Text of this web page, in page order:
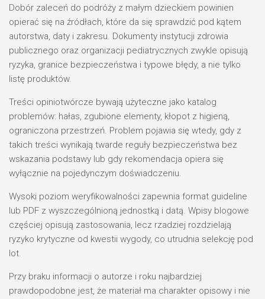
Dobór zaleceń do podróży z małym dzieckiem powinien
opierać się na źródłach, które da się sprawdzić pod kątem
autorstwa, daty i zakresu. Dokumenty instytucji zdrowia
publicznego oraz organizacji pediatrycznych zwykle opisują
ryzyka, granice bezpieczeństwa i typowe błędy, a nie tylko
listę produktów.
Treści opiniotwórcze bywają użyteczne jako katalog
problemów: hałas, zgubione elementy, kłopot z higieną,
ograniczona przestrzeń. Problem pojawia się wtedy, gdy z
takich treści wynikają twarde reguły bezpieczeństwa bez
wskazania podstawy lub gdy rekomendacja opiera się
wyłącznie na pojedynczym doświadczeniu.
Wysoki poziom weryfikowalności zapewnia format guideline
lub PDF z wyszczególnioną jednostką i datą. Wpisy blogowe
częściej opisują zastosowania, lecz rzadziej rozdzielają
ryzyko krytyczne od kwestii wygody, co utrudnia selekcję pod
lot.
Przy braku informacji o autorze i roku najbardziej
prawdopodobne jest, że materiał ma charakter opisowy i nie